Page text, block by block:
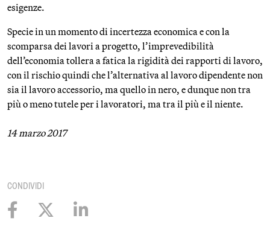
esigenze.
Specie in un momento di incertezza economica e con la
scomparsa dei lavori a progetto, l’imprevedibilità
dell’economia tollera a fatica la rigidità dei rapporti di lavoro,
con il rischio quindi che l’alternativa al lavoro dipendente non
sia il lavoro accessorio, ma quello in nero, e dunque non tra
più o meno tutele per i lavoratori, ma tra il più e il niente.
14 marzo 2017
CONDIVIDI